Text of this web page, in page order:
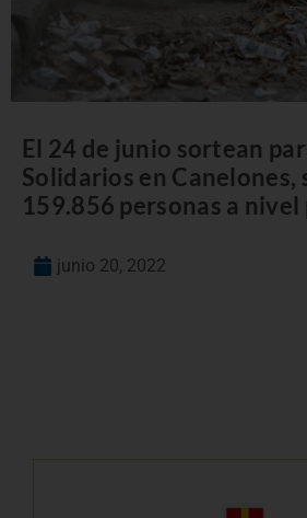
El 24 de junio sortean
Solidarios en Canelones,
159.856 personas a nivel
junio 20, 2022